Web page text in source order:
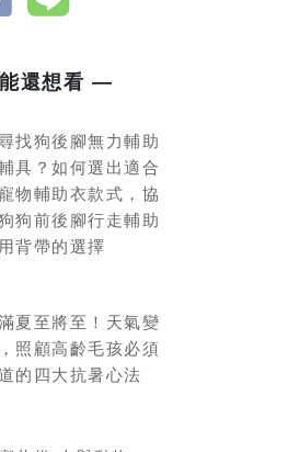
還想看 —
找狗後腳無力輔助
具？如何選出適合
物輔助衣款式，協
狗前後腳行走輔助
背帶的選擇
夏至將至！天氣變
照顧高齡毛孩必須
的四大抗暑心法